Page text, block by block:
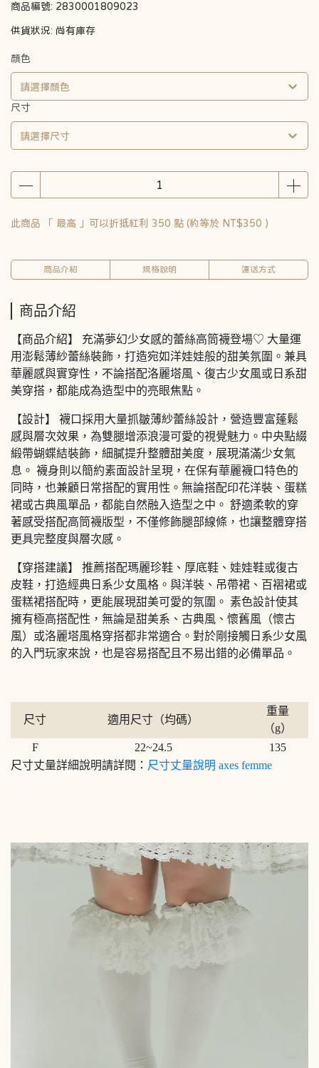
商品編號: 2830001809023
供貨狀況: 尚有庫存
顏色
請選擇顏色
尺寸
請選擇尺寸
此商品 「 最高 」可以折抵紅利 350 點 (約等於 NT$350 )
商品介紹 規格說明 運送方式
商品介紹
【商品介紹】 充滿夢幻少女感的蕾絲高筒襪登場♡ 大量運
用澎鬆薄紗蕾絲裝飾，打造宛如洋娃娃般的甜美氛圍。兼具
華麗感與實穿性，不論搭配洛麗塔風、復古少女風或日系甜
美穿搭，都能成為造型中的亮眼焦點。
【設計】 襪口採用大量抓皺薄紗蕾絲設計，營造豐富蓬鬆
感與層次效果，為雙腿增添浪漫可愛的視覺魅力。中央點綴
緞帶蝴蝶結裝飾，細膩提升整體甜美度，展現滿滿少女氣
息。 襪身則以簡約素面設計呈現，在保有華麗襪口特色的
同時，也兼顧日常搭配的實用性。無論搭配印花洋裝、蛋糕
裙或古典風單品，都能自然融入造型之中。 舒適柔軟的穿
著感受搭配高筒襪版型，不僅修飾腿部線條，也讓整體穿搭
更具完整度與層次感。
【穿搭建議】 推薦搭配瑪麗珍鞋、厚底鞋、娃娃鞋或復古
皮鞋，打造經典日系少女風格。與洋裝、吊帶裙、百褶裙或
蛋糕裙搭配時，更能展現甜美可愛的氛圍。 素色設計使其
擁有極高搭配性，無論是甜美系、古典風、懷舊風（懷古
風）或洛麗塔風格穿搭都非常適合。對於剛接觸日系少女風
的入門玩家來說，也是容易搭配且不易出錯的必備單品。
尺寸 適用尺寸（均碼）
重量
（g）
F
22~24.5
135
尺寸丈量詳細說明請詳閱： 尺寸丈量說明 axes femme